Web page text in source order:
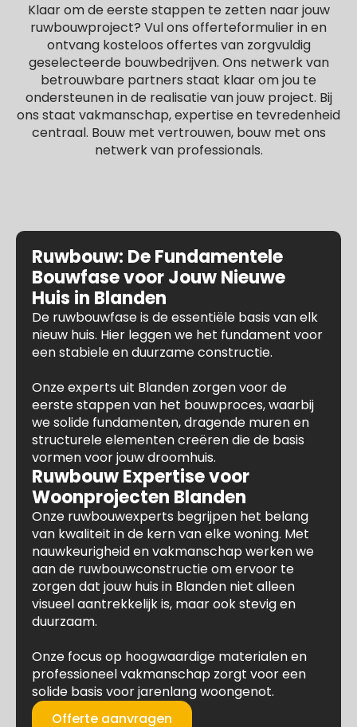
Klaar om de eerste stappen te zetten naar jouw
ruwbouwproject? Vul ons offerteformulier in en
ontvang kosteloos offertes van zorgvuldig
geselecteerde bouwbedrijven. Ons netwerk van
betrouwbare partners staat klaar om jou te
ondersteunen in de realisatie van jouw project. Bij
ons staat vakmanschap, expertise en tevredenheid
centraal. Bouw met vertrouwen, bouw met ons
netwerk van professionals.
Ruwbouw: De Fundamentele
Bouwfase voor Jouw Nieuwe
Huis in Blanden
De ruwbouwfase is de essentiële basis van elk
nieuw huis. Hier leggen we het fundament voor
een stabiele en duurzame constructie.
Onze experts uit Blanden zorgen voor de
eerste stappen van het bouwproces, waarbij
we solide fundamenten, dragende muren en
structurele elementen creëren die de basis
vormen voor jouw droomhuis.
Ruwbouw Expertise voor
Woonprojecten Blanden
Onze ruwbouwexperts begrijpen het belang
van kwaliteit in de kern van elke woning. Met
nauwkeurigheid en vakmanschap werken we
aan de ruwbouwconstructie om ervoor te
zorgen dat jouw huis in Blanden niet alleen
visueel aantrekkelijk is, maar ook stevig en
duurzaam.
Onze focus op hoogwaardige materialen en
professioneel vakmanschap zorgt voor een
solide basis voor jarenlang woongenot.
Offerte aanvragen